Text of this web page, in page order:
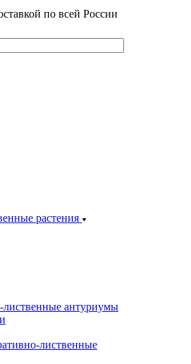
по всей России
растения
лиственные антуриумы
лиственные